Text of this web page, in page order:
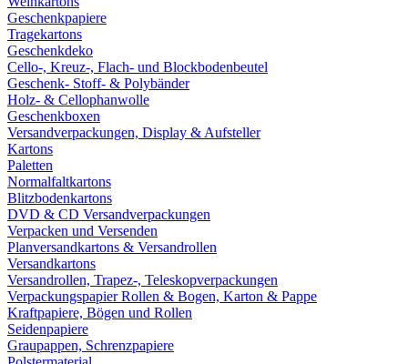
Geschenkpapiere
Tragekartons
Geschenkdeko
Cello-, Kreuz-, Flach- und Blockbodenbeutel
Geschenk- Stoff- & Polybänder
Holz- & Cellophanwolle
Geschenkboxen
Versandverpackungen, Display & Aufsteller
Kartons
Paletten
Normalfaltkartons
Blitzbodenkartons
DVD & CD Versandverpackungen
Verpacken und Versenden
Planversandkartons & Versandrollen
Versandkartons
Versandrollen, Trapez-, Teleskopverpackungen
Verpackungspapier Rollen & Bogen, Karton & Pappe
Kraftpapiere, Bögen und Rollen
Seidenpapiere
Graupappen, Schrenzpapiere